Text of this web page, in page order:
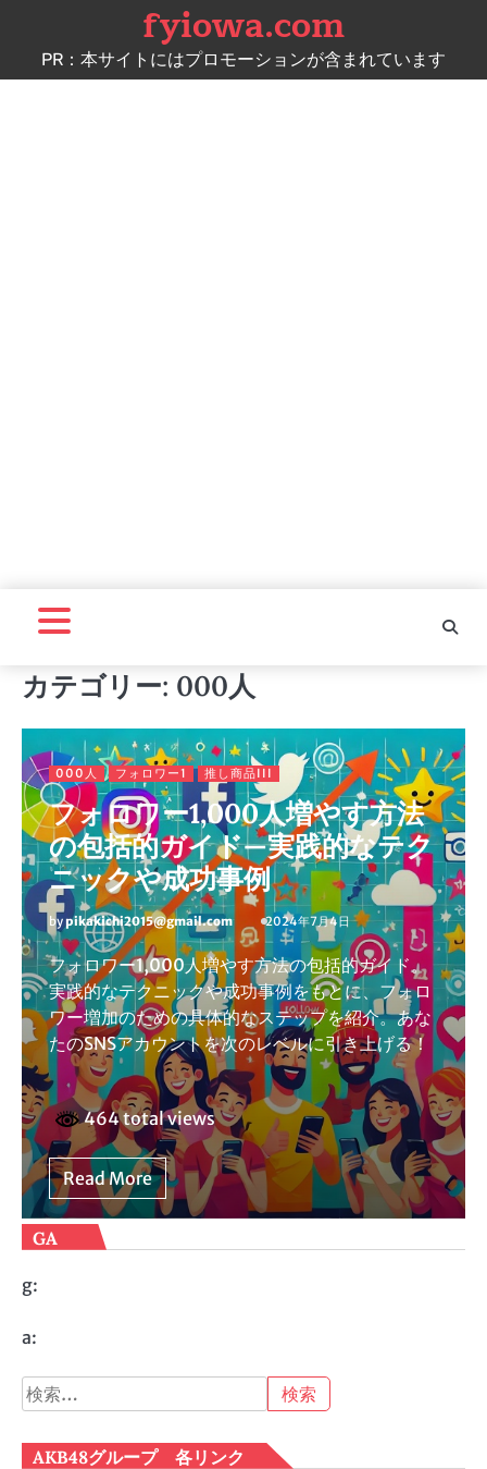
content
fyiowa.com
PR：本サイトにはプロモーションが含まれています
カテゴリー: 000人
000人 フォロワー1 推し商品III
フォロワー1,000人増やす方法
の包括的ガイド—実践的なテク
ニックや成功事例
bypikakichi2015@gmail.com 2024年7月4日
フォロワー1,000人増やす方法の包括的ガイド。
実践的なテクニックや成功事例をもとに、フォロ
ワー増加のための具体的なステップを紹介。あな
たのSNSアカウントを次のレベルに引き上げる！
464 total views
Read More
GA
g:
a:
検
索:
AKB48グループ 各リンク